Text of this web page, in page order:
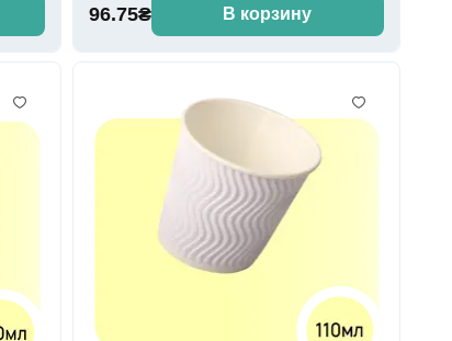
96.75₴ В корзину